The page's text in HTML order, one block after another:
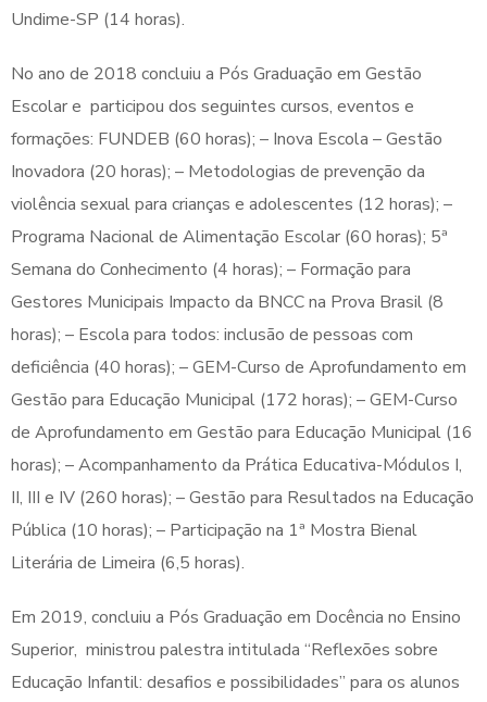
Undime-SP (14 horas).
No ano de 2018 concluiu a Pós Graduação em Gestão
Escolar e participou dos seguintes cursos, eventos e
formações: FUNDEB (60 horas); – Inova Escola – Gestão
Inovadora (20 horas); – Metodologias de prevenção da
violência sexual para crianças e adolescentes (12 horas); –
Programa Nacional de Alimentação Escolar (60 horas); 5ª
Semana do Conhecimento (4 horas); – Formação para
Gestores Municipais Impacto da BNCC na Prova Brasil (8
horas); – Escola para todos: inclusão de pessoas com
deficiência (40 horas); – GEM-Curso de Aprofundamento em
Gestão para Educação Municipal (172 horas); – GEM-Curso
de Aprofundamento em Gestão para Educação Municipal (16
horas); – Acompanhamento da Prática Educativa-Módulos I,
II, III e IV (260 horas); – Gestão para Resultados na Educação
Pública (10 horas); – Participação na 1ª Mostra Bienal
Literária de Limeira (6,5 horas).
Em 2019, concluiu a Pós Graduação em Docência no Ensino
Superior, ministrou palestra intitulada “Reflexões sobre
Educação Infantil: desafios e possibilidades” para os alunos